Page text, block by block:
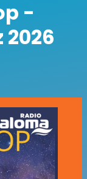
-
2026